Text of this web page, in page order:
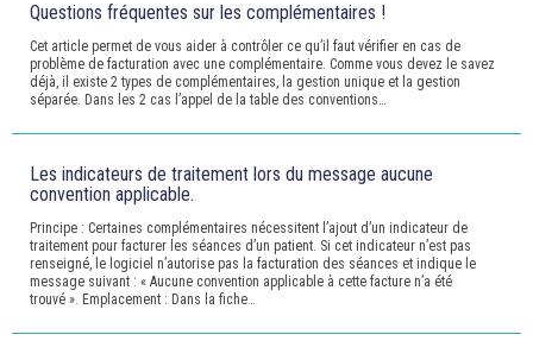
Questions fréquentes sur les complémentaires !
Cet article permet de vous aider à contrôler ce qu’il faut vérifier en cas de
problème de facturation avec une complémentaire. Comme vous devez le savez
déjà, il existe 2 types de complémentaires, la gestion unique et la gestion
séparée. Dans les 2 cas l’appel de la table des conventions…
Les indicateurs de traitement lors du message aucune
convention applicable.
Principe : Certaines complémentaires nécessitent l’ajout d’un indicateur de
traitement pour facturer les séances d’un patient. Si cet indicateur n’est pas
renseigné, le logiciel n’autorise pas la facturation des séances et indique le
message suivant : « Aucune convention applicable à cette facture n’a été
trouvé ». Emplacement : Dans la fiche…